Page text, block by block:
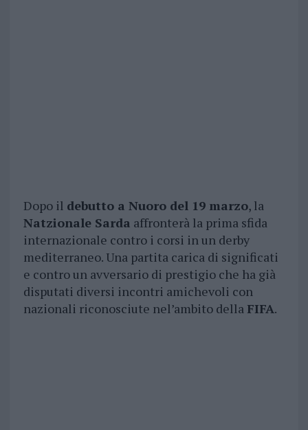
Dopo il debutto a Nuoro del 19 marzo, la
Natzionale Sarda affronterà la prima sfida
internazionale contro i corsi in un derby
mediterraneo. Una partita carica di significati
e contro un avversario di prestigio che ha già
disputati diversi incontri amichevoli con
nazionali riconosciute nel’ambito della FIFA.